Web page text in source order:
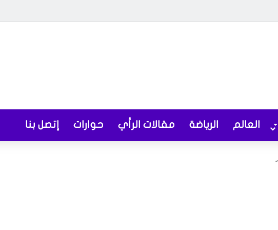
العالم الرياضة مقالات الرأي حوارات إتصل بنا